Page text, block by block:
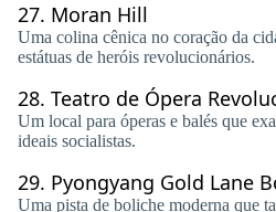
27. Moran Hill
Uma colina cênica no coração da
estátuas de heróis revolucionários.
28. Teatro de Ópera
Um local para óperas e balés que
ideais socialistas.
29. Pyongyang Gold Lane
Uma pista de boliche moderna que